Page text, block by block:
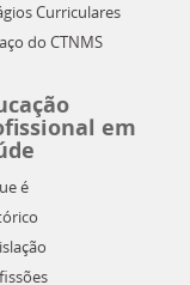
Curriculares
do CTNMS
em
é